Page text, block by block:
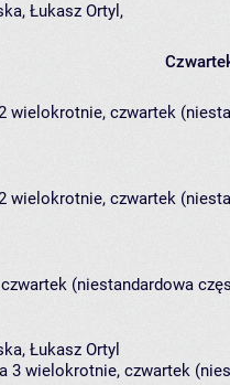
, Łukasz Ortyl ,
wielokrotnie, czwartek
wielokrotnie, czwartek
(niestandardowa
Łukasz Ortyl
3 wielokrotnie, czwartek